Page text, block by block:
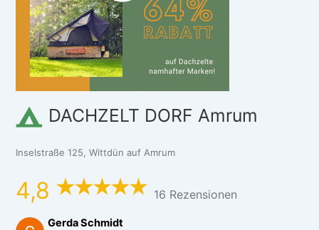
DACHZELT DORF Amrum
Inselstraße 125, Wittdün auf Amrum
4,8 16 Rezensionen
Gerda Schmidt